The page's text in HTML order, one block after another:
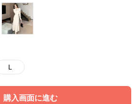
L
購入画面に進む